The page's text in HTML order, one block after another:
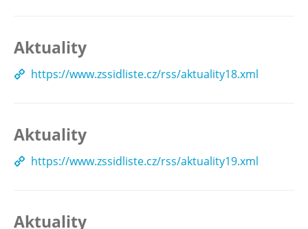
Aktuality
https://www.zssidliste.cz/rss/aktuality18.xml
Aktuality
https://www.zssidliste.cz/rss/aktuality19.xml
Aktuality